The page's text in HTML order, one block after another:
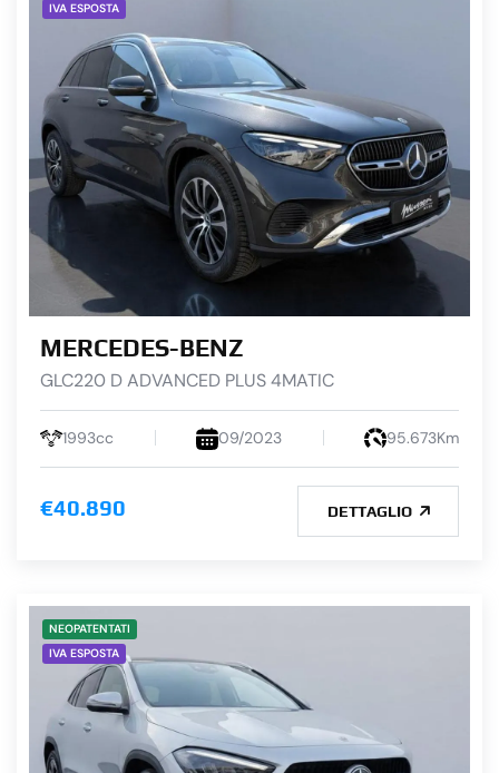
IVA ESPOSTA
MERCEDES-BENZ
GLC220 D ADVANCED PLUS 4MATIC
1993cc 09/2023 95.673Km
€40.890 DETTAGLIO
NEOPATENTATI
IVA ESPOSTA